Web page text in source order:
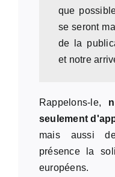
que
se seront
de la
et notre
Rappelons-le,
seulement
mais aussi
présence la
européens.